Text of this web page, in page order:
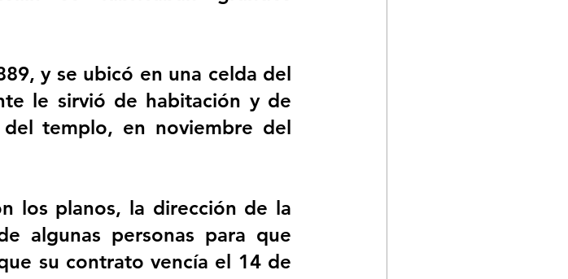
y se ubicó en una celda del
le sirvió de habitación y de
templo, en noviembre del
los planos, la dirección de la
algunas personas para que
su contrato vencía el 14 de